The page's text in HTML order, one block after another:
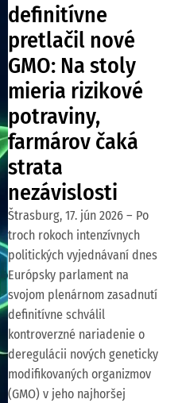
definitívne
pretlačil nové
GMO: Na stoly
mieria rizikové
potraviny,
farmárov čaká
strata
nezávislosti
Štrasburg, 17. jún 2026 – Po
troch rokoch intenzívnych
politických vyjednávaní dnes
Európsky parlament na
svojom plenárnom zasadnutí
definitívne schválil
kontroverzné nariadenie o
deregulácii nových geneticky
modifikovaných organizmov
(GMO) v jeho najhoršej